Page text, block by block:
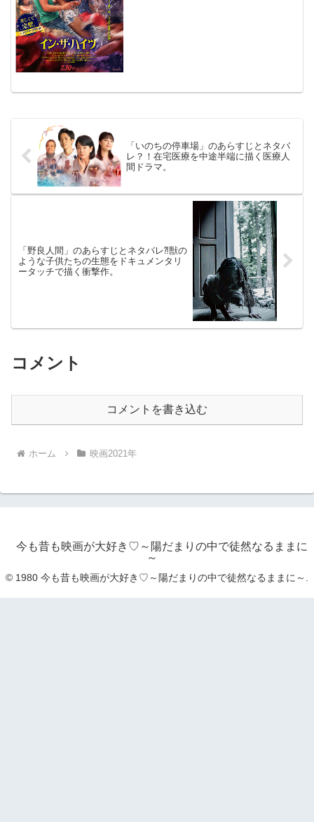
「いのちの停車場」のあらすじとネタバ
レ？！在宅医療を中途半端に描く医療人
間ドラマ。
「野良人間」のあらすじとネタバレ⁈獣の
ような子供たちの生態をドキュメンタリ
ータッチで描く衝撃作。
コメント
コメントを書き込む
ホーム 映画2021年
今も昔も映画が大好き♡～陽だまりの中で徒然なるままに
～
© 1980 今も昔も映画が大好き♡～陽だまりの中で徒然なるままに～.